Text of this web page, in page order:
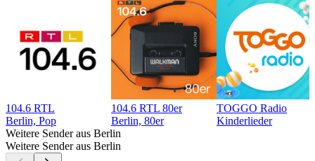
104.6 RTL
Berlin, Pop
104.6 RTL 80er
Berlin, 80er
TOGGO Radio
Kinderlieder
Weitere Sender aus Berlin
Weitere Sender aus Berlin